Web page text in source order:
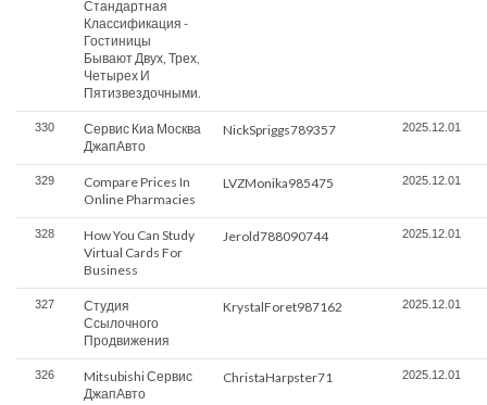
Стандартная
Классификация -
Гостиницы
Бывают Двух, Трех,
Четырех И
Пятизвездочными.
330
Сервис Киа Москва
ДжапАвто
NickSpriggs789357 2025.12.01
329
Compare Prices In
Online Pharmacies
LVZMonika985475 2025.12.01
328
How You Can Study
Virtual Cards For
Business
Jerold788090744 2025.12.01
327
Студия
Ссылочного
Продвижения
KrystalForet987162 2025.12.01
326
Mitsubishi Сервис
ДжапАвто
ChristaHarpster71 2025.12.01